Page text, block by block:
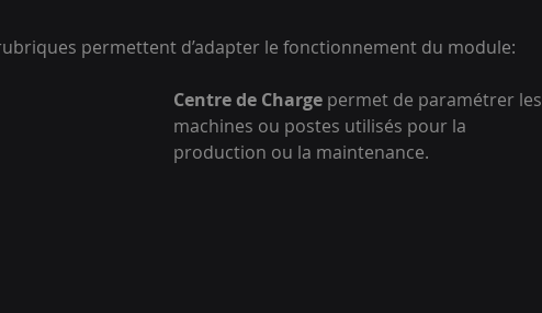
permettent d’adapter le fonctionnement du module:
Centre de Charge permet de paramétrer les
machines ou postes utilisés pour la
production ou la maintenance.